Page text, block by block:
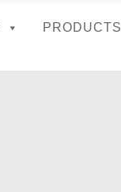
PRODUCTS